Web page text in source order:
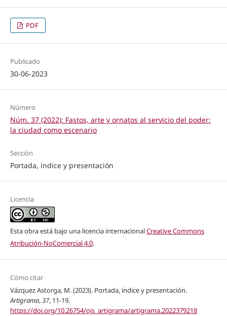
PDF
Publicado
30-06-2023
Número
Núm. 37 (2022): Fastos, arte y ornatos al servicio del poder:
la ciudad como escenario
Sección
Portada, índice y presentación
Licencia
Esta obra está bajo una licencia internacionalCreative Commons
Atribución-NoComercial 4.0.
Cómo citar
Vázquez Astorga, M. (2023). Portada, índice y presentación.
Artigrama,37, 11-19.
https://doi.org/10.26754/ojs_artigrama/artigrama.2022379218